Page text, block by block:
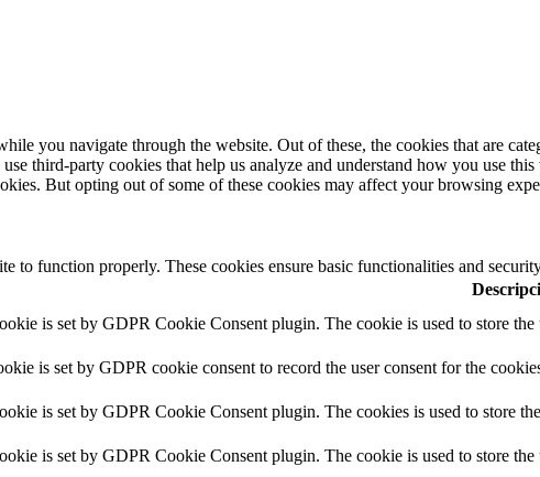
you navigate through the website. Out of these, the cookies that are
third-party cookies that help us analyze and understand how you use
But opting out of some of these cookies may affect your browsing
to function properly. These cookies ensure basic functionalities and
is set by GDPR Cookie Consent plugin. The cookie is used to store
is set by GDPR cookie consent to record the user consent for the
is set by GDPR Cookie Consent plugin. The cookies is used to store
is set by GDPR Cookie Consent plugin. The cookie is used to store